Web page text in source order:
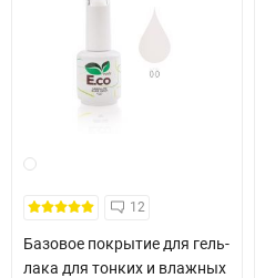
12
Базовое покрытие для гель-
лака для тонких и влажных